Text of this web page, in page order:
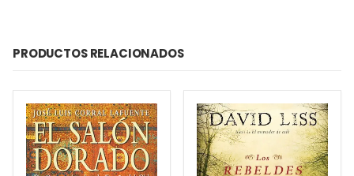
PRODUCTOS RELACIONADOS